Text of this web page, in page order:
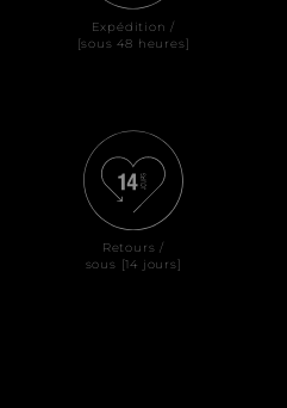
Expédition /
[sous 48 heures]
Retours /
sous [14 jours]